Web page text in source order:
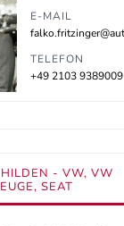
E-MAIL
TELEFON
+49 2103 9389009
HILDEN - VW, VW
SEAT